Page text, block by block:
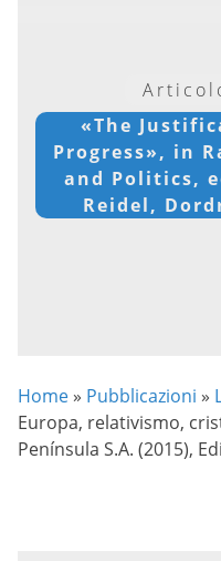
«The
Progress», in
and Politics,
Reidel,
Home » Pubblicazioni »
Europa, relativismo,
Península S.A. (2015),